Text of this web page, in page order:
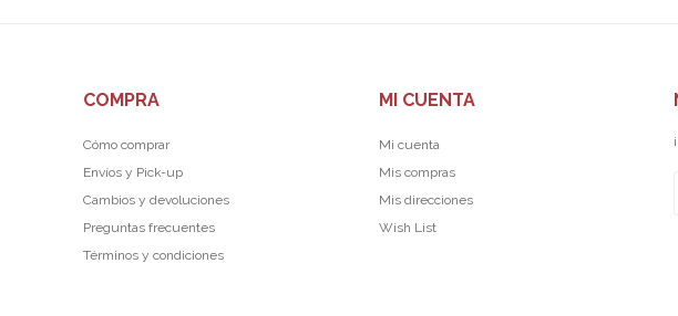
COMPRA
Cómo comprar
Envíos y Pick-up
Cambios y devoluciones
Preguntas frecuentes
Términos y condiciones
MI CUENTA
Mi cuenta
Mis compras
Mis direcciones
Wish List